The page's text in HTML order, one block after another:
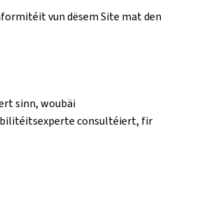
vun dësem Site mat den
sinn, woubäi
consultéiert, fir